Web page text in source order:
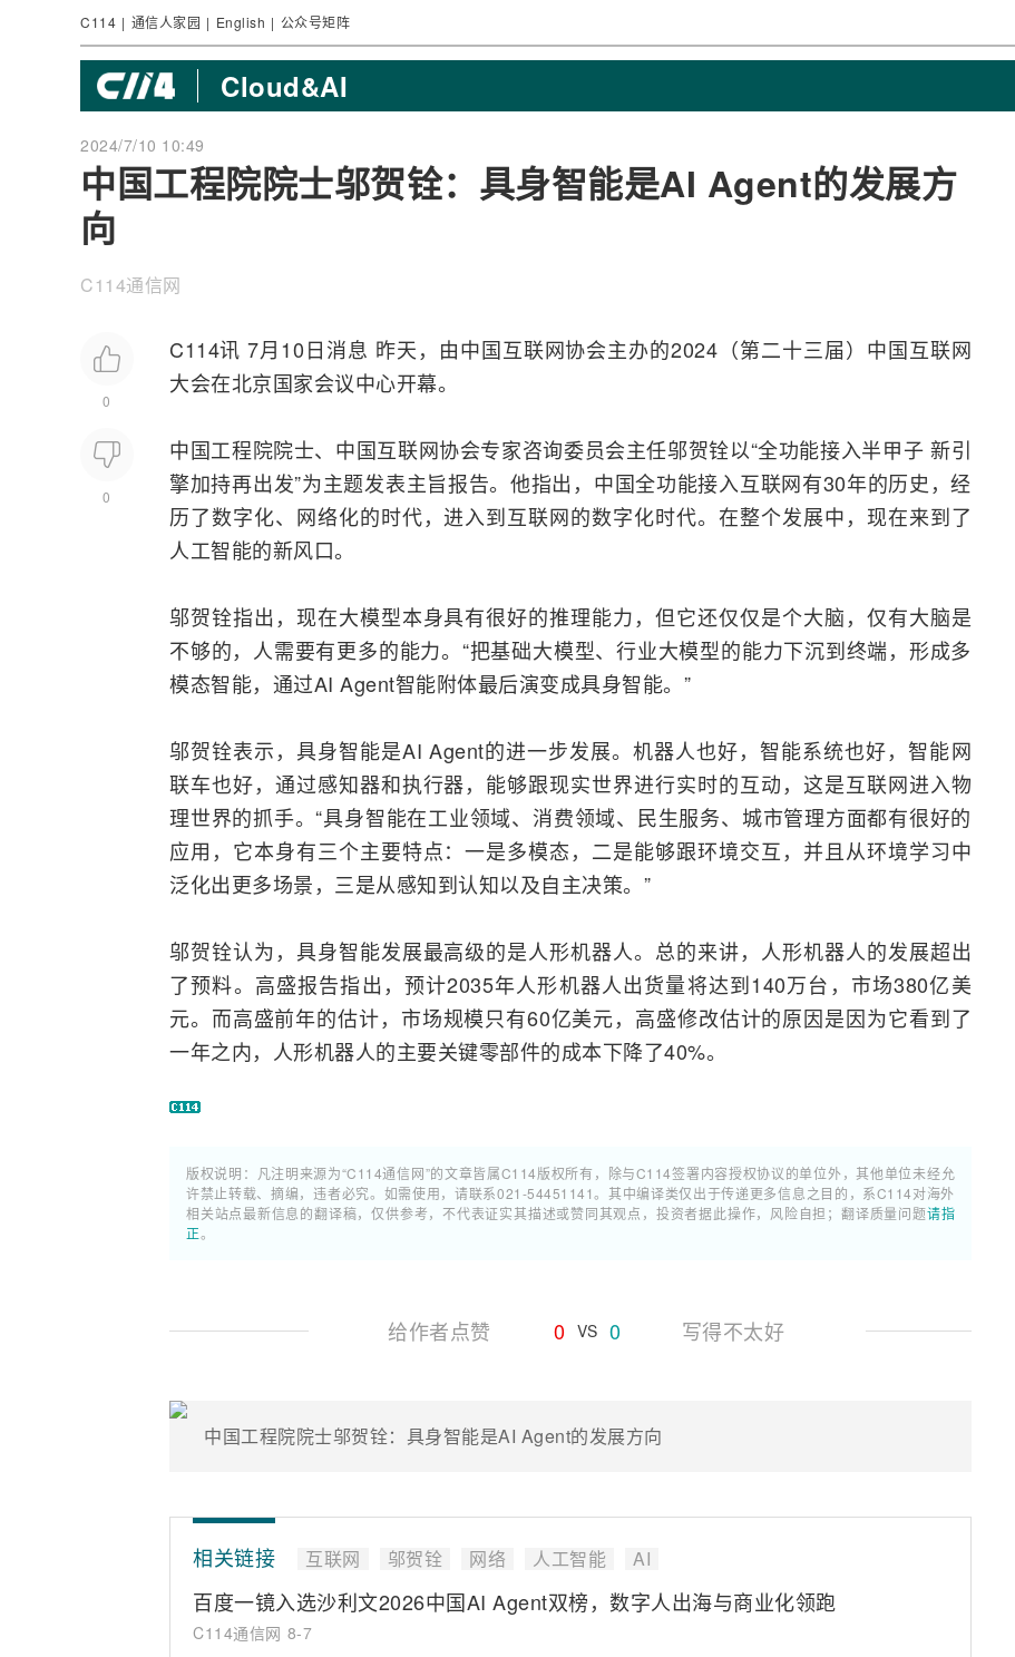
C114 | 通信人家园 | English | 公众号矩阵
Cloud&AI
2024/7/10 10:49
中国工程院院士邬贺铨：具身智能是AI Agent的发展方
向
C114通信网
0
0
C114讯 7月10日消息 昨天，由中国互联网协会主办的2024（第二十三届）中国互联网
大会在北京国家会议中心开幕。
中国工程院院士、中国互联网协会专家咨询委员会主任邬贺铨以“全功能接入半甲子 新引
擎加持再出发”为主题发表主旨报告。他指出，中国全功能接入互联网有30年的历史，经
历了数字化、 网络化的时代，进入到互联网的数字化时代。在整个发展中，现在来到了
人工智能的新风口。
邬贺铨指出，现在大模型本身具有很好的推理能力，但它还仅仅是个大脑，仅有大脑是
不够的，人需要有更多的能力。“把基础大模型、行业大模型的能力下沉到终端，形成多
模态智能，通过AI Agent智能附体最后演变成具身智能。”
邬贺铨表示，具身智能是AI Agent的进一步发展。机器人也好，智能系统也好， 智能网
联车也好，通过感知器和执行器，能够跟现实世界进行实时的互动，这是互联网进入物
理世界的抓手。“具身智能在工业领域、消费领域、民生服务、城市管理方面都有很好的
应用，它本身有三个主要特点：一是多模态，二是能够跟环境交互，并且从环境学习中
泛化出更多场景，三是从感知到认知以及自主决策。”
邬贺铨认为，具身智能发展最高级的是人形机器人。总的来讲，人形机器人的发展超出
了预料。高盛报告指出，预计2035年人形机器人出货量将达到140万台，市场380亿美
元。而高盛前年的估计，市场规模只有60亿美元，高盛修改估计的原因是因为它看到了
一年之内，人形机器人的主要关键零部件的成本下降了40%。
版权说明：凡注明来源为“C114通信网”的文章皆属C114版权所有，除与C114签署内容授权协议的单位外，其他单位未经允
许禁止转载、摘编，违者必究。如需使用，请联系021-54451141。其中编译类仅出于传递更多信息之目的，系C114对海外
相关站点最新信息的翻译稿，仅供参考，不代表证实其描述或赞同其观点，投资者据此操作，风险自担；翻译质量问题请指
正。
给作者点赞 0 VS 0 写得不太好
中国工程院院士邬贺铨：具身智能是AI Agent的发展方向
相关链接 互联网 邬贺铨 网络 人工智能 AI
百度一镜入选沙利文2026中国AI Agent双榜，数字人出海与商业化领跑
C114通信网 8-7